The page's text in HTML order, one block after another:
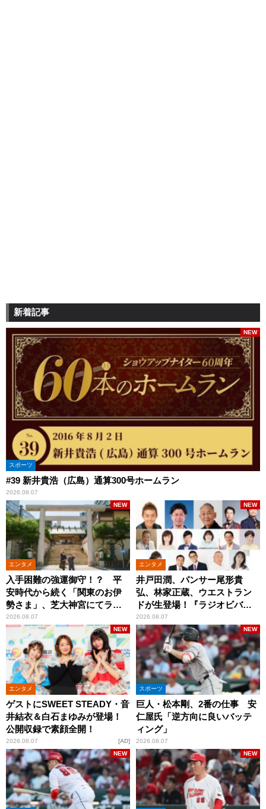
新着記事
スポーツ
#39 新井貴浩（広島）通算300号ホームラン
2026.08.07
NEW
エンタメ
入手困難の強運御守！？ 平
安時代から続く「関東のお伊
勢さま」、芝大神宮にてラン
パンプスが合格祈願！
2026.08.07
NEW
エンタメ
井戸田潤、パンサー尾形貴
弘、林家正蔵、ウエストラン
ドが生登場！『ラジオビバリ
ー昼ズ』
2026.08.07
NEW
エンタメ
ゲストにSWEET STEADY・音
井結衣＆白石まゆみが登場！
公開収録で素顔全開！
2026.08.07
NEW
AD
スポーツ
巨人・松本剛、2番の仕事 安
仁屋氏「逆方向に良いバッテ
ィング」
2026.08.07
NEW
NEW NEW